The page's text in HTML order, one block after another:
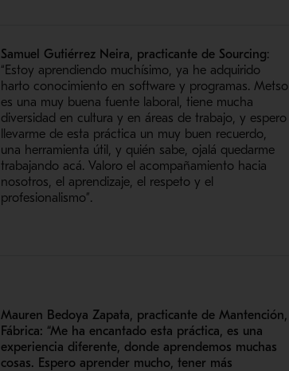
Samuel Gutiérrez Neira, practicante de Sourcing:
“Estoy aprendiendo muchísimo, ya he adquirido
harto conocimiento en software y programas. Metso
es una muy buena fuente laboral, tiene mucha
diversidad en cultura y en áreas de trabajo, y espero
llevarme de esta práctica un muy buen recuerdo,
una herramienta útil, y quién sabe, ojalá quedarme
trabajando acá. Valoro el acompañamiento hacia
nosotros, el aprendizaje, el respeto y el
profesionalismo”.
Mauren Bedoya Zapata, practicante de Mantención,
Fábrica: “Me ha encantado esta práctica, es una
experiencia diferente, donde aprendemos muchas
cosas. Espero aprender mucho, tener más